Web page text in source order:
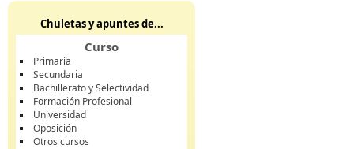
Chuletas y apuntes de...
Curso
Primaria
Secundaria
Bachillerato y Selectividad
Formación Profesional
Universidad
Oposición
Otros cursos